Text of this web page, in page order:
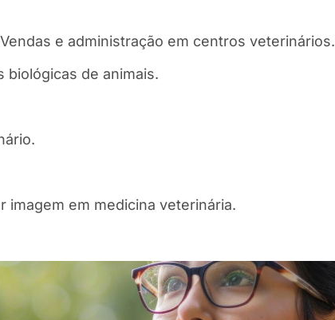
e administração em centros veterinários.
biológicas de animais.
imagem em medicina veterinária.